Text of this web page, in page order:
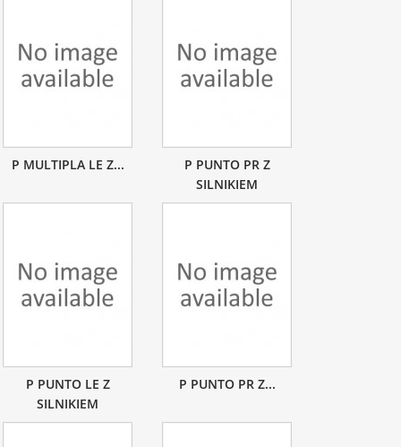
P MULTIPLA LE Z...
P PUNTO PR Z
SILNIKIEM
P PUNTO LE Z
SILNIKIEM
P PUNTO PR Z...